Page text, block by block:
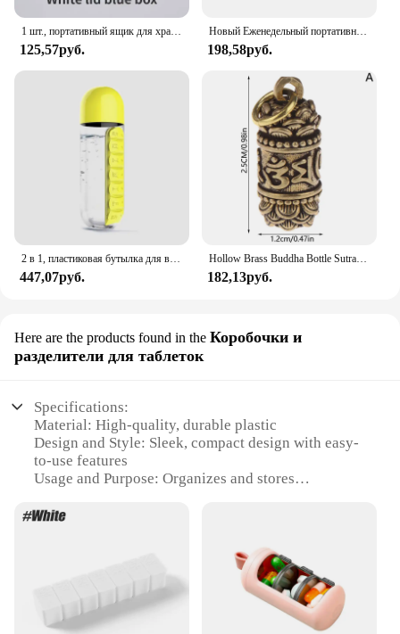
1 шт., портативный ящик для хранения лекарств, дробилка для таблеток против загрязнения, дробилка для личной гигиены
125,57руб.
Новый Еженедельный портативный дорожный контейнер для таблеток, органайзер на 7 дней, для планшетов с 14 отделениями, витамины, лекарства, рыбьи масла
198,58руб.
2 в 1, пластиковая бутылка для воды, 600 мл, 7 ячеек
447,07руб.
Hollow Brass Buddha Bottle Sutra Cylinder Pendant Keychain Handmade Vintage Pill Box Container Bottle Keychains Pill Case Bottle
182,13руб.
Here are the products found in the Коробочки и
разделители для таблеток
Specifications:
Material: High-quality, durable plastic
Design and Style: Sleek, compact design with easy-
to-use features
Usage and Purpose: Organizes and stores
Typical Adaptive Scenario: Ideal for travel, work, or
Shape or Size or Weight or Quantity: Compact size
with multiple compartments for easy organization
Performance and Property: Secure, leak-proof
storage to maintain pill freshness